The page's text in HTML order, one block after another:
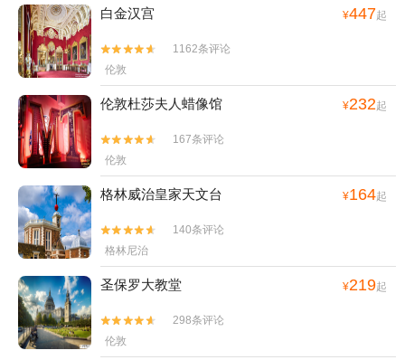
白金汉宫 ¥447起


1162条评论
伦敦
伦敦杜莎夫人蜡像馆 ¥232起


167条评论
伦敦
格林威治皇家天文台 ¥164起


140条评论
格林尼治
圣保罗大教堂 ¥219起


298条评论
伦敦